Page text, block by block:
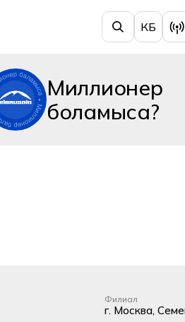
КБ
Миллионер
боламыса?
Филиал
г. Москва,